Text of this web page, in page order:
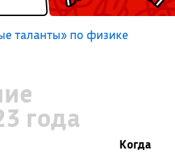
таланты» по физике
года
Когда